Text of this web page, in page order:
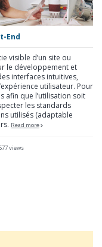
End
visible d’un site ou
le développement et
interfaces intuitives,
utilisateur. Pour
afin que l’utilisation soit
les standards
utilisés (adaptable
Read more
views